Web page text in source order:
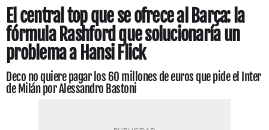
El central top que se ofrece al Barça: la
fórmula Rashford que solucionaría un
problema a Hansi Flick
Deco no quiere pagar los 60 millones de euros que pide el Inter
de Milán por Alessandro Bastoni